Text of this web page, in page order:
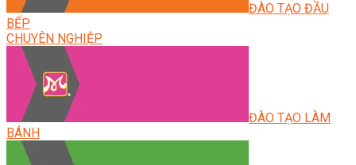
ĐÀO TẠO ĐẦU
BẾP
CHUYÊN NGHIỆP
ĐÀO TẠO LÀM
BÁNH